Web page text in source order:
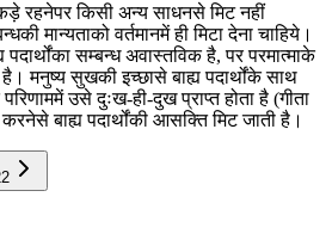
रहनेपर किसी अन्य साधनसे मिट नहीं
मान्यताको वर्तमानमें ही मिटा देना चाहिये।
पदार्थोंका सम्बन्ध अवास्तविक है, पर परमात्माके
मनुष्य सुखकी इच्छासे बाह्य पदार्थोंके साथ
उसे दुःख-ही-दुख प्राप्त होता है (गीता
बाह्य पदार्थोंकी आसक्ति मिट जाती है।